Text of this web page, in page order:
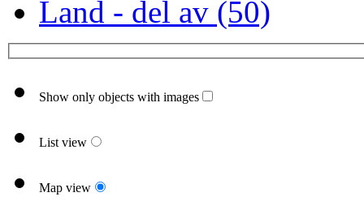
Land - del av (50)
Show only objects with images
List view
Map view